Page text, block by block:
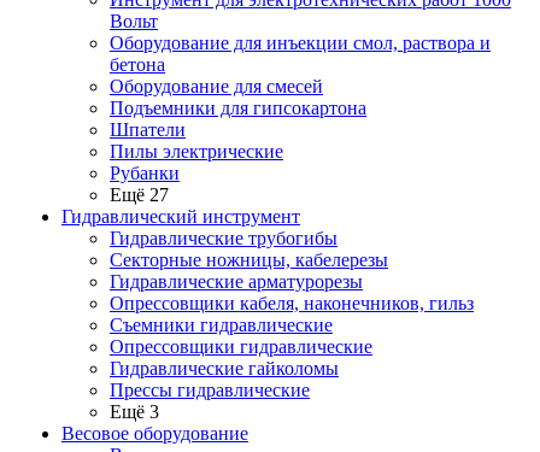
Вольт
Оборудование для инъекции смол, раствора и
бетона
Оборудование для смесей
Подъемники для гипсокартона
Шпатели
Пилы электрические
Рубанки
Ещё 27
Гидравлический инструмент
Гидравлические трубогибы
Секторные ножницы, кабелерезы
Гидравлические арматурорезы
Опрессовщики кабеля, наконечников, гильз
Съемники гидравлические
Опрессовщики гидравлические
Гидравлические гайколомы
Прессы гидравлические
Ещё 3
Весовое оборудование